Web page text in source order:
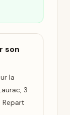
son
la
3